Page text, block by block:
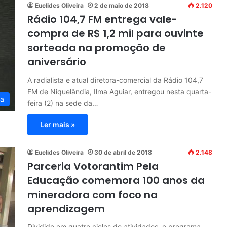
Euclides Oliveira 2 de maio de 2018 2.120
Rádio 104,7 FM entrega vale-
compra de R$ 1,2 mil para ouvinte
sorteada na promoção de
aniversário
A radialista e atual diretora-comercial da Rádio 104,7
FM de Niquelândia, Ilma Aguiar, entregou nesta quarta-
feira (2) na sede da…
Ler mais »
Euclides Oliveira 30 de abril de 2018 2.148
Parceria Votorantim Pela
Educação comemora 100 anos da
mineradora com foco na
aprendizagem